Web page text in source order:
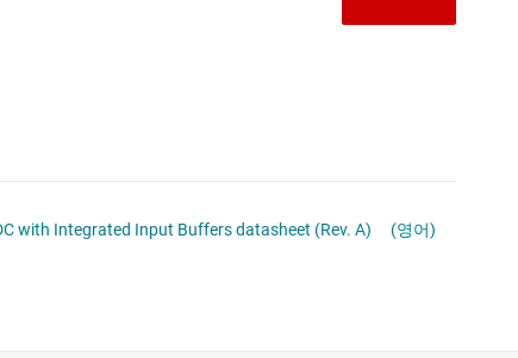
bit, 25 to 125MSPS Low Latency, Low Power, Small, Single and Dual Channel ADC with Integrated Input Buffers datasheet (Rev. A)
(영어)